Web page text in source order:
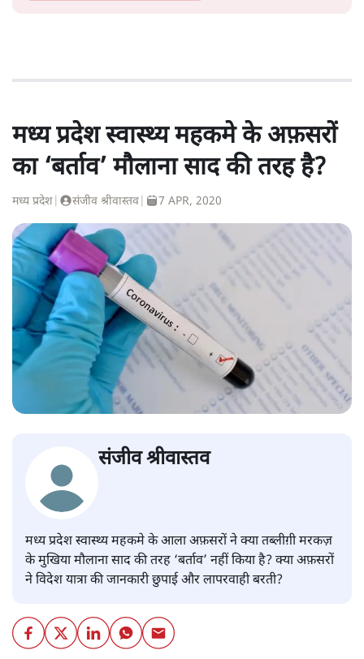
मध्य प्रदेश स्वास्थ्य महकमे के अफ़सरों
का ‘बर्ताव’ मौलाना साद की तरह है?
मध्य प्रदेश संजीव श्रीवास्तव 7 APR, 2020
संजीव श्रीवास्तव
मध्य प्रदेश स्वास्थ्य महकमे के आला अफ़सरों ने क्या तब्लीग़ी मरकज़
के मुखिया मौलाना साद की तरह ‘बर्ताव’ नहीं किया है? क्या अफ़सरों
ने विदेश यात्रा की जानकारी छुपाई और लापरवाही बरती?